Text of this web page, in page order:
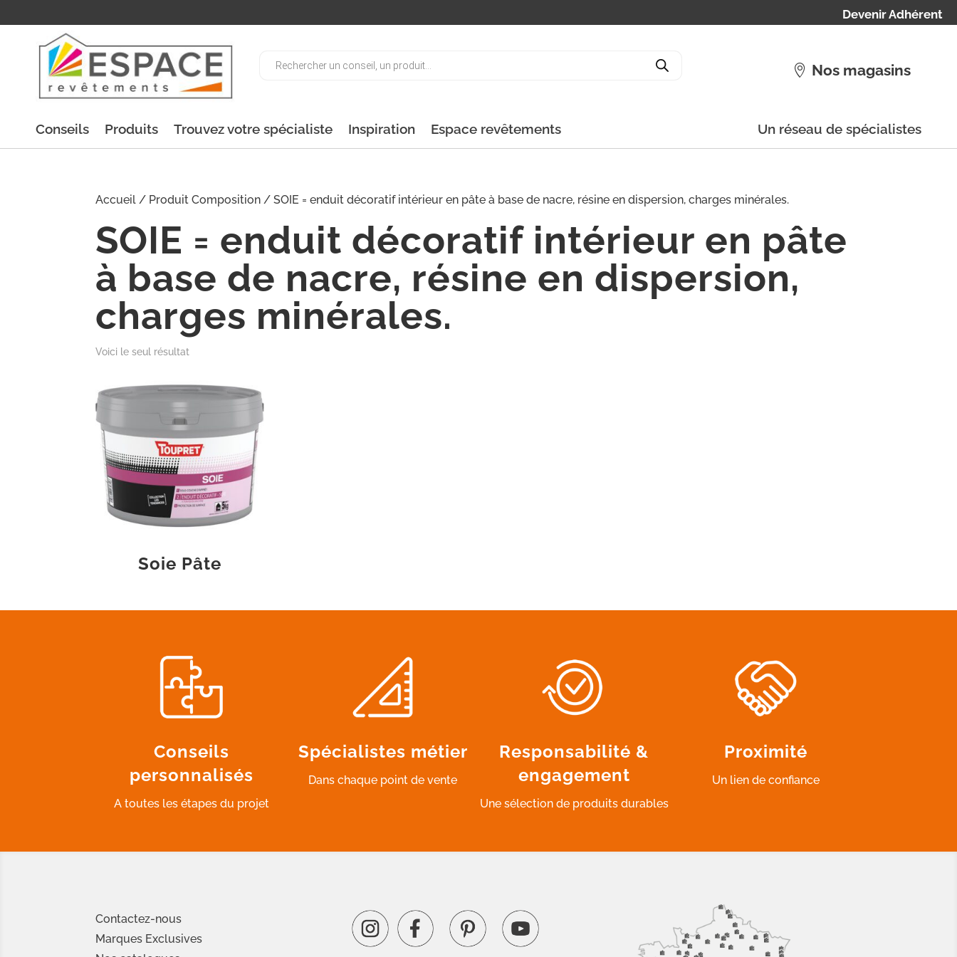
Devenir Adhérent
Nos magasins
Conseils Produits Trouvez votre spécialiste Inspiration Espace revêtements Un réseau de spécialistes
Accueil / Produit Composition / SOIE = enduit décoratif intérieur en pâte à base de nacre, résine en dispersion, charges minérales.
SOIE = enduit décoratif intérieur en pâte
à base de nacre, résine en dispersion,
charges minérales.
Voici le seul résultat
Soie Pâte
Conseils
personnalisés
A toutes les étapes du projet
Spécialistes métier
Dans chaque point de vente
Responsabilité &
engagement
Une sélection de produits durables
Proximité
Un lien de confiance
Contactez-nous
Marques Exclusives